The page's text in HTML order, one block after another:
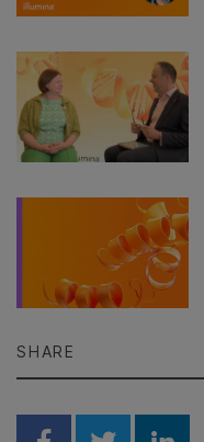
SHARE